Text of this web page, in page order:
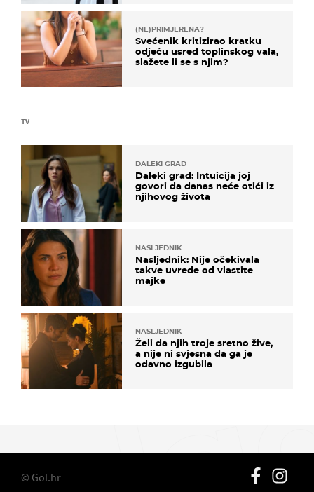
TV
DALEKI GRAD
Daleki grad: Intuicija joj
govori da danas neće otići iz
njihovog života
NASLJEDNIK
Nasljednik: Nije očekivala
takve uvrede od vlastite
majke
NASLJEDNIK
Želi da njih troje sretno žive,
a nije ni svjesna da ga je
odavno izgubila
(NE)PRIMJERENA?
Svećenik kritizirao kratku
odjeću usred toplinskog vala,
slažete li se s njim?
© Gol.hr